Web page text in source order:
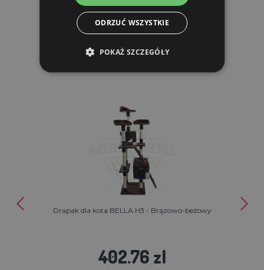
PRODUKTY POWIĄZANE
Drapak dla kota BELLA H3 - Brązowo-beżowy
402.76 zl
ODRZUĆ WSZYSTKIE
POKAŻ SZCZEGÓŁY